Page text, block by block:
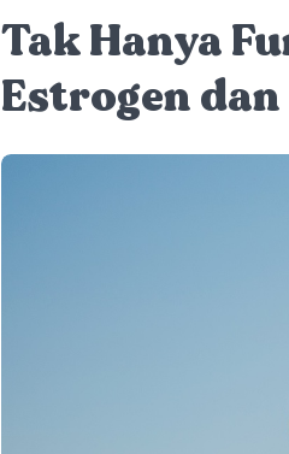
Tak Hanya
Estrogen